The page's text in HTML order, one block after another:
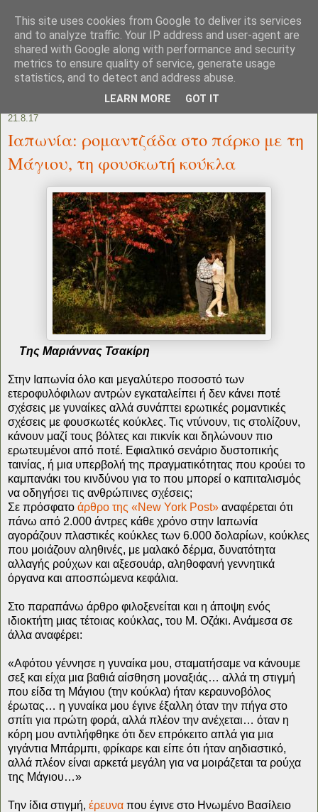
21.8.17
Ιαπωνία: ρομαντζάδα στο πάρκο με τη
Μάγιου, τη φουσκωτή κούκλα
Tης Μαριάννας Τσακίρη
Στην Ιαπωνία όλο και μεγαλύτερο ποσοστό των
ετεροφυλόφιλων αντρών εγκαταλείπει ή δεν κάνει ποτέ
σχέσεις με γυναίκες αλλά συνάπτει ερωτικές ρομαντικές
σχέσεις με φουσκωτές κούκλες. Τις ντύνουν, τις στολίζουν,
κάνουν μαζί τους βόλτες και πικνίκ και δηλώνουν πιο
ερωτευμένοι από ποτέ. Εφιαλτικό σενάριο δυστοπικής
ταινίας, ή μια υπερβολή της πραγματικότητας που κρούει το
καμπανάκι του κινδύνου για το που μπορεί ο καπιταλισμός
να οδηγήσει τις ανθρώπινες σχέσεις;
Σε πρόσφατο άρθρο της «New York Post» αναφέρεται ότι
πάνω από 2.000 άντρες κάθε χρόνο στην Ιαπωνία
αγοράζουν πλαστικές κούκλες των 6.000 δολαρίων, κούκλες
που μοιάζουν αληθινές, με μαλακό δέρμα, δυνατότητα
αλλαγής ρούχων και αξεσουάρ, αληθοφανή γεννητικά
όργανα και αποσπώμενα κεφάλια.
Στο παραπάνω άρθρο φιλοξενείται και η άποψη ενός
ιδιοκτήτη μιας τέτοιας κούκλας, του Μ. Οζάκι. Ανάμεσα σε
άλλα αναφέρει:
«Αφότου γέννησε η γυναίκα μου, σταματήσαμε να κάνουμε
σεξ και είχα μια βαθιά αίσθηση μοναξιάς… αλλά τη στιγμή
που είδα τη Μάγιου (την κούκλα) ήταν κεραυνοβόλος
έρωτας… η γυναίκα μου έγινε έξαλλη όταν την πήγα στο
σπίτι για πρώτη φορά, αλλά πλέον την ανέχεται… όταν η
κόρη μου αντιλήφθηκε ότι δεν επρόκειτο απλά για μια
γιγάντια Μπάρμπι, φρίκαρε και είπε ότι ήταν αηδιαστικό,
αλλά πλέον είναι αρκετά μεγάλη για να μοιράζεται τα ρούχα
της Μάγιου…»
Την ίδια στιγμή, έρευνα που έγινε στο Ηνωμένο Βασίλειο
This site uses cookies from Google to deliver its services
and to analyze traffic. Your IP address and user-agent are
shared with Google along with performance and security
metrics to ensure quality of service, generate usage
statistics, and to detect and address abuse.
LEARN MORE GOT IT